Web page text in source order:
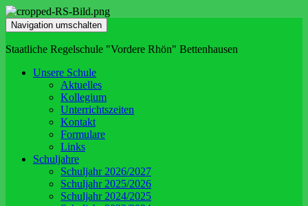
Navigation umschalten
Staatliche Regelschule "Vordere Rhön" Bettenhausen
Unsere Schule
Aktuelles
Kollegium
Unterrichtszeiten
Kontakt
Formulare
Links
Schuljahre
Schuljahr 2026/2027
Schuljahr 2025/2026
Schuljahr 2024/2025